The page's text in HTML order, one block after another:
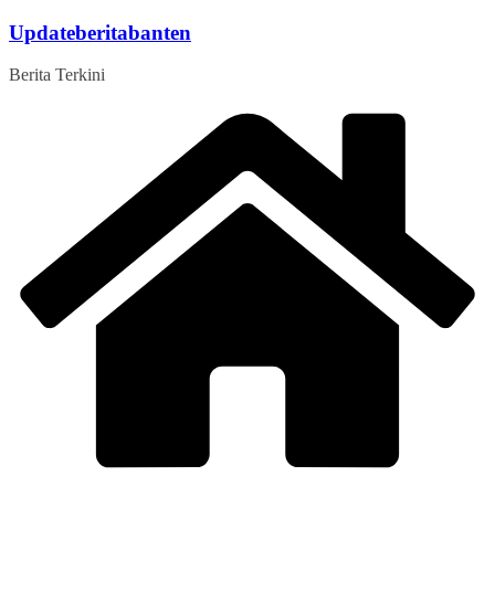
Skip
content
Updateberitabanten
Berita Terkini